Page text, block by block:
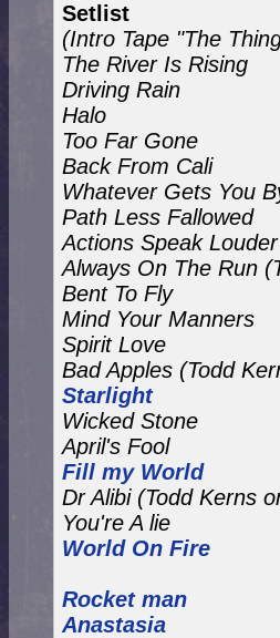
Setlist
(Intro Tape "The
The River Is Rising
Driving Rain
Halo
Too Far Gone
Back From Cali
Whatever Gets You
Path Less Fallowed
Actions Speak
Always On The Run
Bent To Fly
Mind Your Manners
Spirit Love
Bad Apples (Todd
Starlight
Wicked Stone
April's Fool
Fill my World
Dr Alibi (Todd Kerns
You're A lie
World On Fire
Rocket man
Anastasia